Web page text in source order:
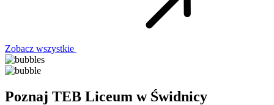
Zobacz wszystkie
Poznaj TEB Liceum w Świdnicy